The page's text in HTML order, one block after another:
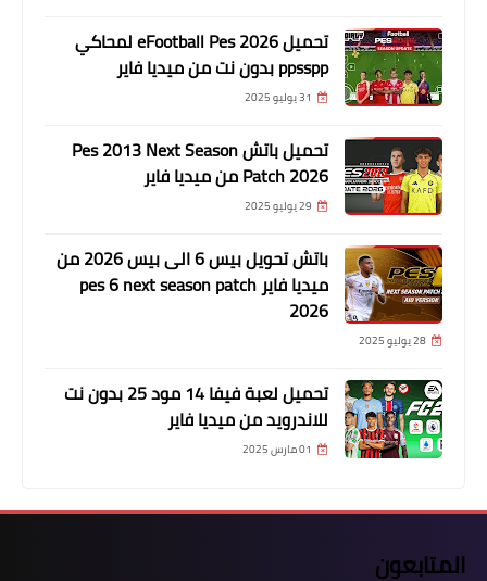
تحميل eFootball Pes 2026 لمحاكي
ppsspp بدون نت من ميديا فاير
31 يوليو 2025
تحميل باتش Pes 2013 Next Season
Patch 2026 من ميديا فاير
29 يوليو 2025
باتش تحويل بيس 6 الى بيس 2026 من
ميديا فاير pes 6 next season patch
2026
28 يوليو 2025
تحميل لعبة فيفا 14 مود 25 بدون نت
للاندرويد من ميديا فاير
01 مارس 2025
المتابعون